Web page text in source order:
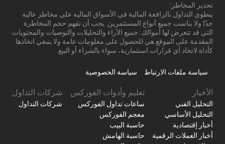
تحذير المخاطر:
ينطوي التداول بالرافعة المالية في الأسواق المالية على مخاطر عالية
جدًا ولا يناسب جميع أنواع المستثمرين. يجب أن تفهم حجم المخاطرة
التي قد تتعرض لها أموالك. جميع الآراء والتحليلات والتوصيات والمحتويات
المقدمة على الموقع هي للحصول على معلومات عامة ولا ينبغي اتخاذها
كأداة لاتخاذ أي قرارات استثمارية، سواء بالشراء أو البيع.
سياسة ملفات الارتباط سياسة الخصوصية
الأخبار
التحليل الفني
التحليل الأساسي
أخبار إقتصادية
أخبار العملات الرقمية
تعليم وأدوات الفوركس
ساعات تداول الفوركس
معجم الفوركس
حاسبة البيب
حاسبة الهامش
شركات التداول
شركات التداول